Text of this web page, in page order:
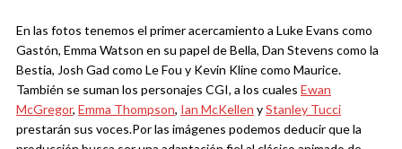
En las fotos tenemos el primer acercamiento a Luke Evans como
Gastón, Emma Watson en su papel de Bella, Dan Stevens como la
Bestia, Josh Gad como Le Fou y Kevin Kline como Maurice.
También se suman los personajes CGI, a los cuales Ewan
McGregor, Emma Thompson, Ian McKellen yStanley Tucci
prestarán sus voces.Por las imágenes podemos deducir que la